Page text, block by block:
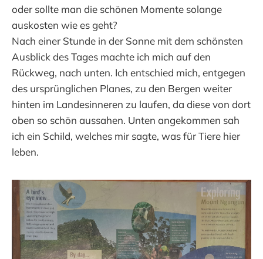
oder sollte man die schönen Momente solange
auskosten wie es geht?
Nach einer Stunde in der Sonne mit dem schönsten
Ausblick des Tages machte ich mich auf den
Rückweg, nach unten. Ich entschied mich, entgegen
des ursprünglichen Planes, zu den Bergen weiter
hinten im Landesinneren zu laufen, da diese von dort
oben so schön aussahen. Unten angekommen sah
ich ein Schild, welches mir sagte, was für Tiere hier
leben.